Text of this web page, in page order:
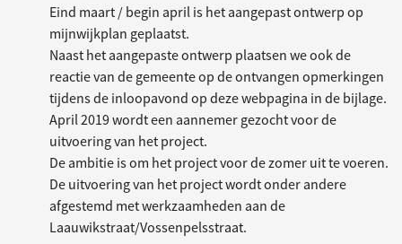
Eind maart / begin april is het aangepast ontwerp op
mijnwijkplan geplaatst.
Naast het aangepaste ontwerp plaatsen we ook de
reactie van de gemeente op de ontvangen opmerkingen
tijdens de inloopavond op deze webpagina in de bijlage.
April 2019 wordt een aannemer gezocht voor de
uitvoering van het project.
De ambitie is om het project voor de zomer uit te voeren.
De uitvoering van het project wordt onder andere
afgestemd met werkzaamheden aan de
Laauwikstraat/Vossenpelsstraat.